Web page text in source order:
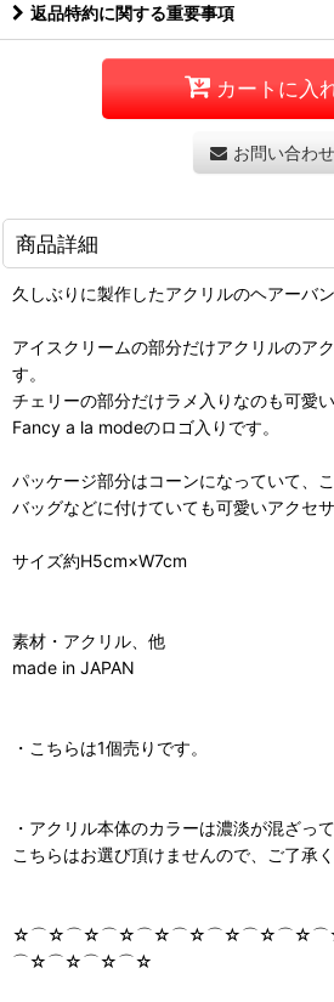
返品特約に関する重要事項
カートに入
お問い合わせ
商品詳細
久しぶりに製作したアクリルのヘアーバン
アイスクリームの部分だけアクリルのア
す。
チェリーの部分だけラメ入りなのも可愛
Fancy a la modeのロゴ入りです。
パッケージ部分はコーンになっていて、
バッグなどに付けていても可愛いアクセサ
サイズ約H5cm×W7cm
素材・アクリル、他
made in JAPAN
・こちらは1個売りです。
・アクリル本体のカラーは濃淡が混ざっ
こちらはお選び頂けませんので、ご了承く
⌒☆⌒☆⌒☆⌒☆